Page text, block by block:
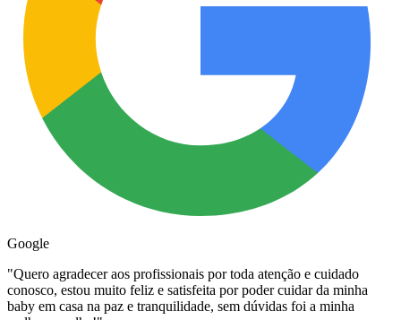
Google
"Quero agradecer aos profissionais por toda atenção e cuidado
conosco, estou muito feliz e satisfeita por poder cuidar da minha
baby em casa na paz e tranquilidade, sem dúvidas foi a minha